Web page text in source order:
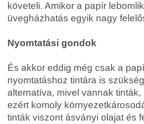
követeli. Amikor a papír
üvegházhatás egyik nagy
Nyomtatási gondok
És akkor eddig még csak a
nyomtatáshoz tintára is
alternatíva, mivel vannak
ezért komoly
tinták viszont ásványi olajat és